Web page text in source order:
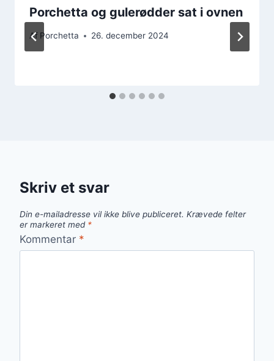
Porchetta og gulerødder sat i ovnen
Af Porchetta 26. december 2024
Skriv et svar
Din e-mailadresse vil ikke blive publiceret. Krævede felter
er markeret med *
Kommentar *